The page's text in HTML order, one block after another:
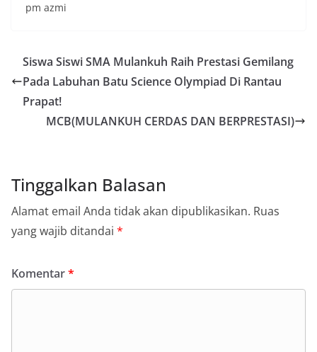
pm azmi
Siswa Siswi SMA Mulankuh Raih Prestasi Gemilang
Pada Labuhan Batu Science Olympiad Di Rantau
Prapat!
MCB(MULANKUH CERDAS DAN BERPRESTASI)
Tinggalkan Balasan
Alamat email Anda tidak akan dipublikasikan. Ruas
yang wajib ditandai *
Komentar*